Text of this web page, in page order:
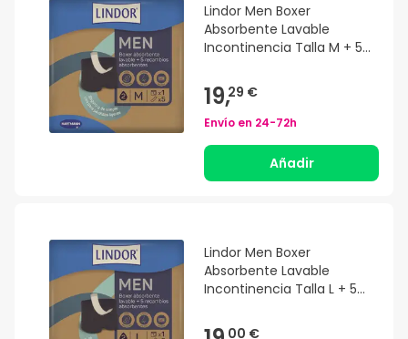
Lindor Men Boxer
Absorbente Lavable
Incontinencia Talla M + 5
19,29 €
Envío en 24-72h
Añadir
Lindor Men Boxer
Absorbente Lavable
Incontinencia Talla L + 5
00 €